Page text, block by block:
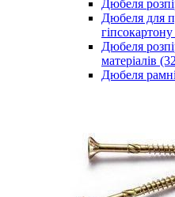
Дюбеля
Дюбеля для
Дюбеля
матеріалів
Дюбеля